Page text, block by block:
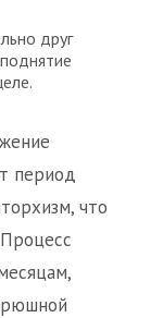
друг
период
что